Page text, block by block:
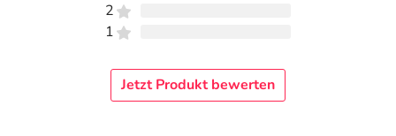
2
1
Jetzt Produkt bewerten